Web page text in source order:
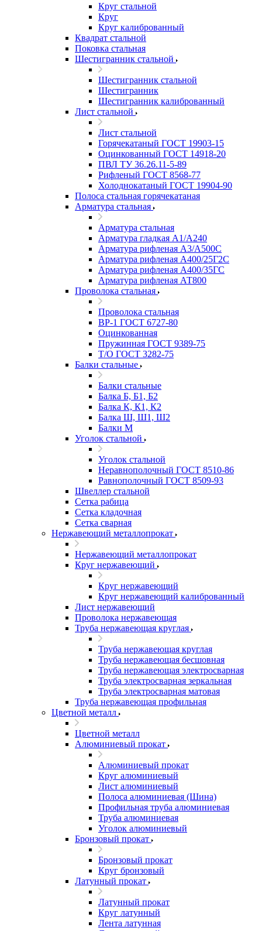
Круг стальной
Круг
Круг калиброванный
Квадрат стальной
Поковка стальная
Шестигранник стальной
Шестигранник стальной
Шестигранник
Шестигранник калиброванный
Лист стальной
Лист стальной
Горячекатаный ГОСТ 19903-15
Оцинкованный ГОСТ 14918-20
ПВЛ ТУ 36.26.11-5-89
Рифленый ГОСТ 8568-77
Холоднокатаный ГОСТ 19904-90
Полоса стальная горячекатаная
Арматура стальная
Арматура стальная
Арматура гладкая А1/А240
Арматура рифленая А3/А500С
Арматура рифленая А400/25Г2С
Арматура рифленая А400/35ГС
Арматура рифленая АТ800
Проволока стальная
Проволока стальная
ВР-1 ГОСТ 6727-80
Оцинкованная
Пружинная ГОСТ 9389-75
Т/О ГОСТ 3282-75
Балки стальные
Балки стальные
Балка Б, Б1, Б2
Балка К, К1, К2
Балка Ш, Ш1, Ш2
Балки М
Уголок стальной
Уголок стальной
Неравнополочный ГОСТ 8510-86
Равнополочный ГОСТ 8509-93
Швеллер стальной
Сетка рабица
Сетка кладочная
Сетка сварная
Нержавеющий металлопрокат
Нержавеющий металлопрокат
Круг нержавеющий
Круг нержавеющий
Круг нержавеющий калиброванный
Лист нержавеющий
Проволока нержавеющая
Труба нержавеющая круглая
Труба нержавеющая круглая
Труба нержавеющая бесшовная
Труба нержавеющая электросварная
Труба электросварная зеркальная
Труба электросварная матовая
Труба нержавеющая профильная
Цветной металл
Цветной металл
Алюминиевый прокат
Алюминиевый прокат
Круг алюминиевый
Лист алюминиевый
Полоса алюминиевая (Шина)
Профильная труба алюминиевая
Труба алюминиевая
Уголок алюминиевый
Бронзовый прокат
Бронзовый прокат
Круг бронзовый
Латунный прокат
Латунный прокат
Круг латунный
Лента латунная